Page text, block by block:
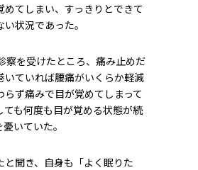
てしまい、すっきりとできて
状況であった。
察を受けたところ、痛み止めだ
ていれば腰痛がいくらか軽減
ず痛みで目が覚めてしまって
も何度も目が覚める状態が続
いていた。
聞き、自身も「よく眠りた